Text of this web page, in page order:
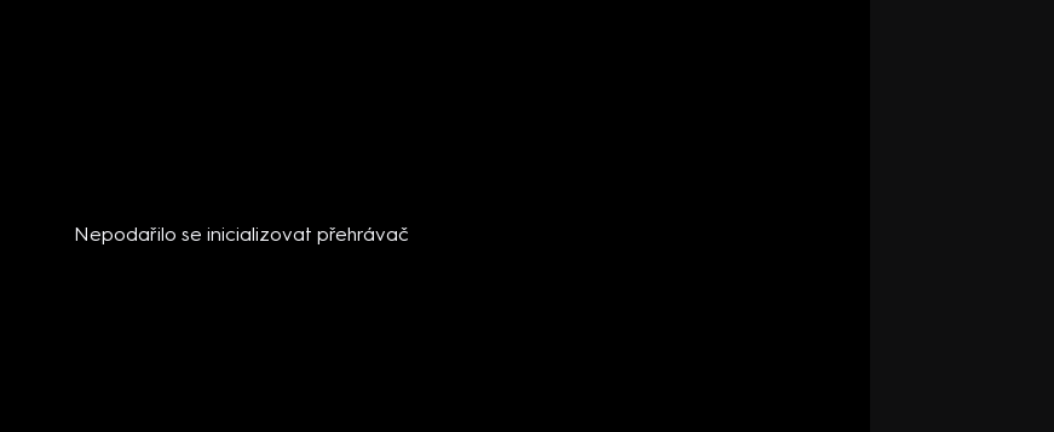
Nepodařilo se inicializovat přehrávač